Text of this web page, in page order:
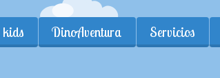
DinoAventura Servicios